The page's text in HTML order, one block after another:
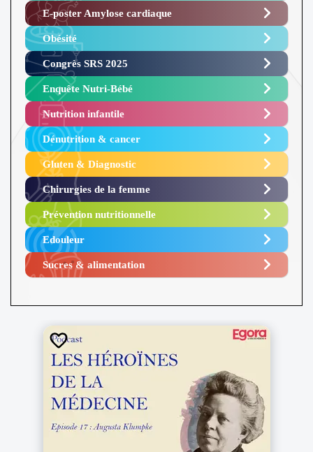
E-poster Amylose cardiaque ​
Obésité ​
Congrès SRS 2025 ​
Enquête Nutri-Bébé ​
Nutrition infantile
Dénutrition & cancer
Gluten & Diagnostic
Chirurgies de la femme
Prévention nutritionnelle
Edouleur​
Sucres & alimentation​